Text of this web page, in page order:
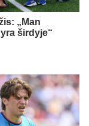
„Man
širdyje“